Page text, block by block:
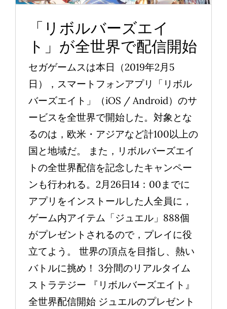
「リボルバーズエイ
ト」が全世界で配信開始
セガゲームスは本日（2019年2月5
日），スマートフォンアプリ「リボル
バーズエイト」（iOS / Android）のサ
ービスを全世界で開始した。対象とな
るのは，欧米・アジアなど計100以上の
国と地域だ。 また，リボルバーズエイ
トの全世界配信を記念したキャンペー
ンも行われる。2月26日14：00までに
アプリをインストールした人全員に，
ゲーム内アイテム「ジュエル」888個
がプレゼントされるので，プレイに役
立てよう。 世界の頂点を目指し、熱い
バトルに挑め！ 3分間のリアルタイム
ストラテジー 『リボルバーズエイト』
全世界配信開始 ジュエルのプレゼント